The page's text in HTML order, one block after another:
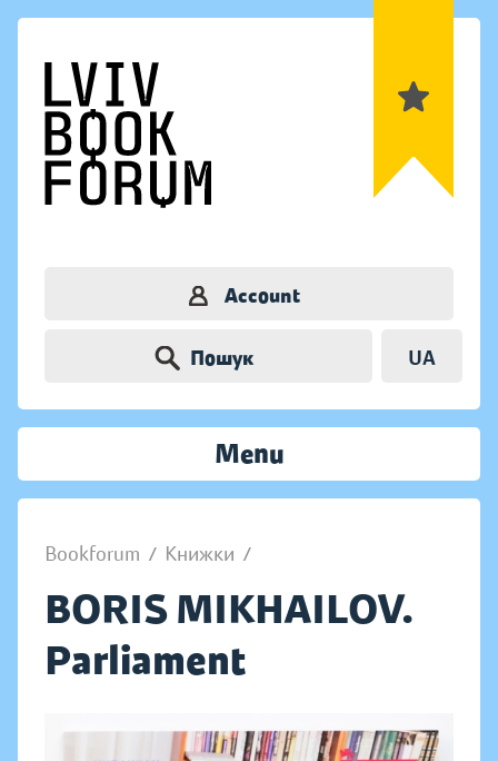
Account
Пошук UA
Menu
Bookforum / Книжки /
BORIS MIKHAILOV.
Parliament